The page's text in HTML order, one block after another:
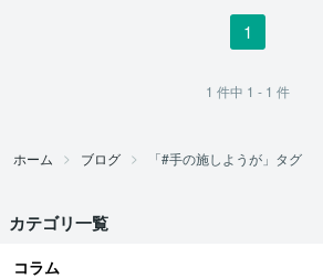
1
1 件中 1 - 1 件
ホーム ブログ 「#手の施しようが」タグ
カテゴリ一覧
コラム